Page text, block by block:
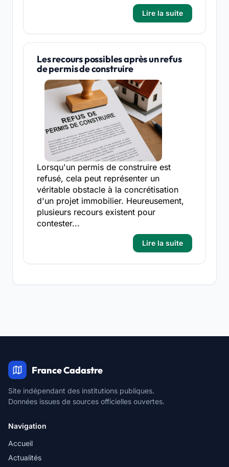
Lire la suite
Les recours possibles après un refus
de permis de construire
Lorsqu'un permis de construire est
refusé, cela peut représenter un
véritable obstacle à la concrétisation
d'un projet immobilier. Heureusement,
plusieurs recours existent pour
contester...
Lire la suite
France Cadastre
Site indépendant des institutions publiques.
Données issues de sources officielles ouvertes.
Navigation
Accueil
Actualités